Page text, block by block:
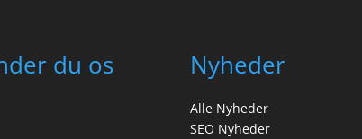
du os Nyheder
Alle Nyheder
SEO Nyheder